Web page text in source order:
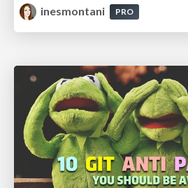
inesmontani
PRO